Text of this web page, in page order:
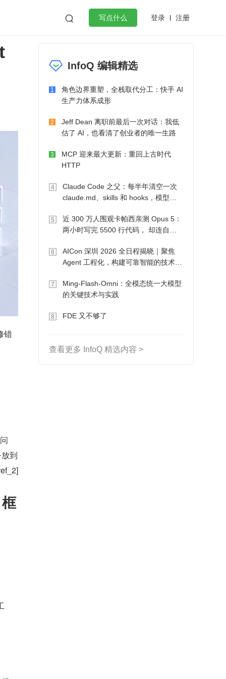
 写点什么 登录 注册
作
微服务架构 flutter
错
到
InfoQ 编辑精选
1
角色边界重塑，全栈取代分工：快手 AI
生产力体系成形
2
Jeff Dean 离职前最后一次对话：我低
估了 AI，也看清了创业者的唯一生路
3
MCP 迎来最大更新：重回上古时代
HTTP
4
Claude Code 之父：每半年清空一次
claude.md、skills 和 hooks，模型自
5
近 300 万人围观卡帕西亲测 Opus 5：
两小时写完 5500 行代码， 却连自己
6
AICon 深圳 2026 全日程揭晓｜聚焦
Agent 工程化，构建可靠智能的技术路
7
Ming-Flash-Omni：全模态统一大模型
的关键技术与实践
8 FDE 又不够了
查看更多 InfoQ 精选内容 >